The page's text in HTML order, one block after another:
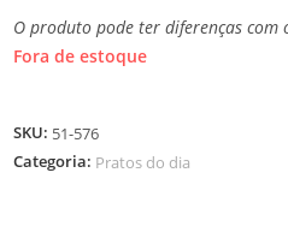
O produto pode ter diferenças com
Fora de estoque
SKU: 51-576
Categoria: Pratos do dia